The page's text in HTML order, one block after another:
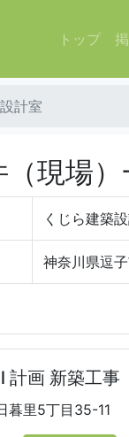
トップ
計室
現場）
くじら建築
神奈川県逗
計画 新築工事
暮里5丁目35-11